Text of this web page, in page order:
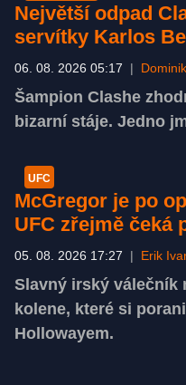
Největší odpad
servítky Karlos
06. 08. 2026 05:17
Šampion Clashe
bizarní stáje. Jedno
UFC
McGregor je po
UFC zřejmě čeká
05. 08. 2026 17:27 Erik
Slavný irský válečník
kolene, které si
Hollowayem.